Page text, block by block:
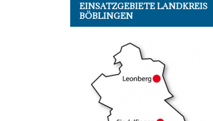
EINSATZGEBIETE LANDKREIS
BÖBLINGEN